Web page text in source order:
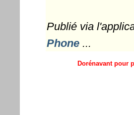
Publié via
Phone...
Dorénavant pour